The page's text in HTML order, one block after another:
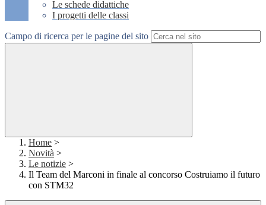
Le schede didattiche
I progetti delle classi
Campo di ricerca per le pagine del sito
Home >
Novità >
Le notizie >
Il Team del Marconi in finale al concorso Costruiamo il futuro
con STM32